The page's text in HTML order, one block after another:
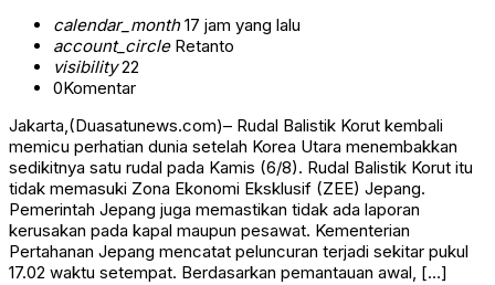
calendar_month17 jam yang lalu
account_circleRetanto
visibility22
0Komentar
Jakarta,(Duasatunews.com)– Rudal Balistik Korut kembali
memicu perhatian dunia setelah Korea Utara menembakkan
sedikitnya satu rudal pada Kamis (6/8). Rudal Balistik Korut itu
tidak memasuki Zona Ekonomi Eksklusif (ZEE) Jepang.
Pemerintah Jepang juga memastikan tidak ada laporan
kerusakan pada kapal maupun pesawat. Kementerian
Pertahanan Jepang mencatat peluncuran terjadi sekitar pukul
17.02 waktu setempat. Berdasarkan pemantauan awal, […]